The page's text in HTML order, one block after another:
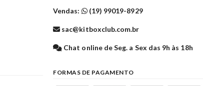
Vendas: (19) 99019-8929
sac@kitboxclub.com.br
Chat online de Seg. a Sex das 9h às 18h
FORMAS DE PAGAMENTO